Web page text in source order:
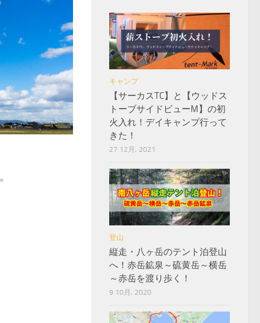
キャンプ
【サーカスTC】と【ウッドス
トーブサイドビューM】の初
火入れ！デイキャンプ行って
きた！
27 12月, 2021
登山
縦走・八ヶ岳のテント泊登山
へ！赤岳鉱泉～硫黄岳～横岳
～赤岳を渡り歩く！
9 10月, 2020